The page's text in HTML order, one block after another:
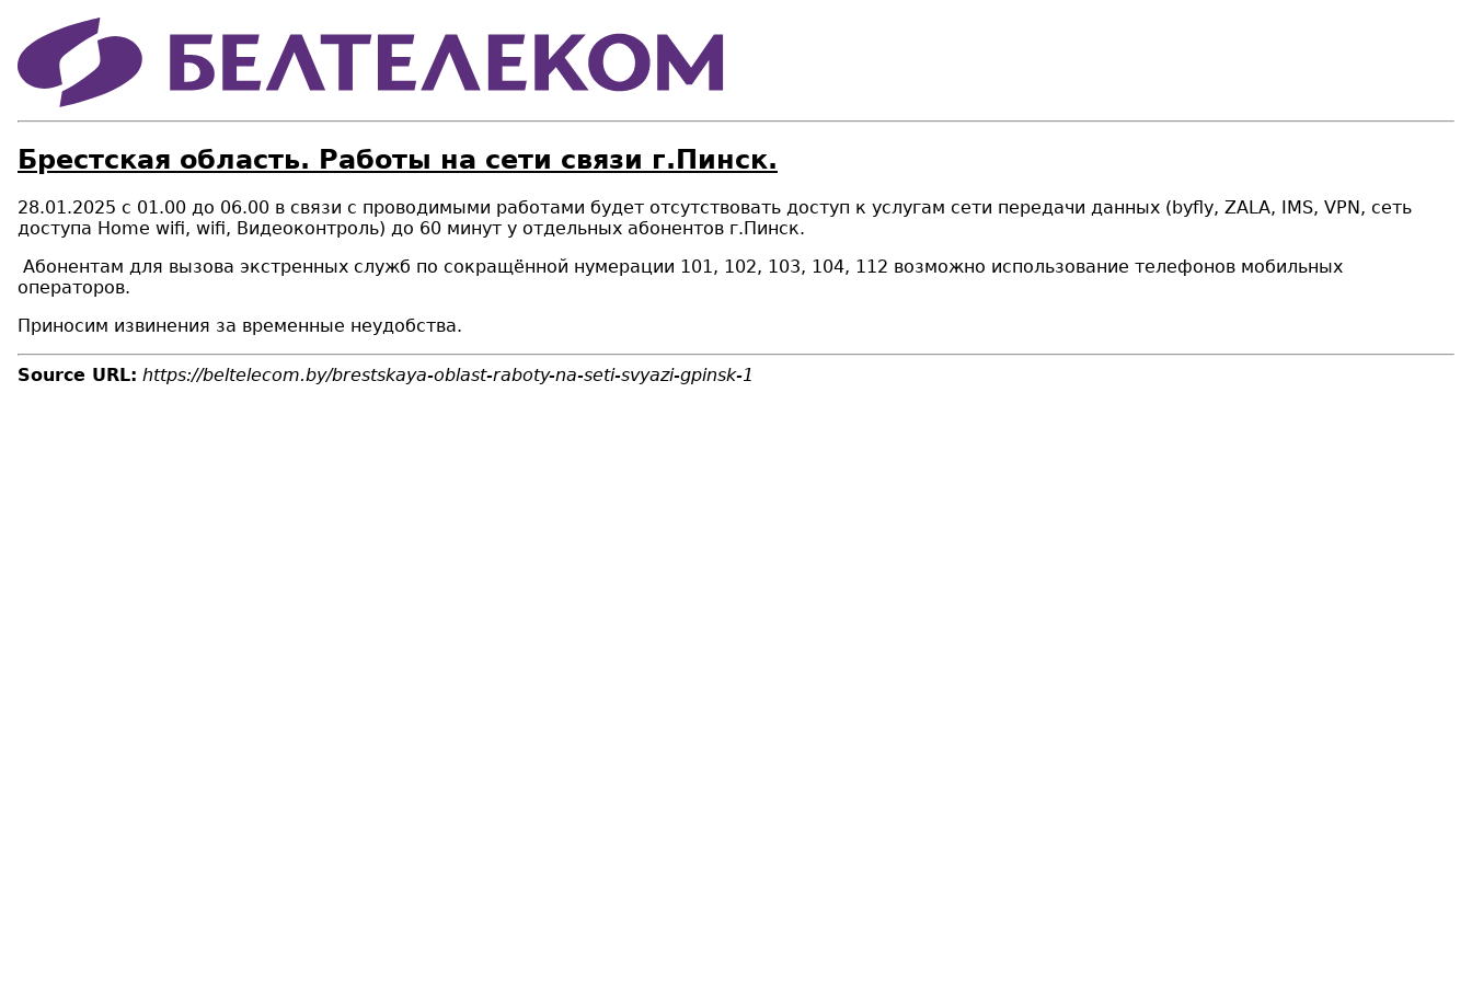
Брестская область. Работы на сети связи г.Пинск.
28.01.2025 с 01.00 до 06.00 в связи с проводимыми работами будет отсутствовать доступ к услугам сети передачи данных (byfly, ZALA, IMS, VPN, сеть
доступа Home wifi, wifi, Видеоконтроль) до 60 минут у отдельных абонентов г.Пинск.
Абонентам для вызова экстренных служб по сокращённой нумерации 101, 102, 103, 104, 112 возможно использование телефонов мобильных
операторов.
Приносим извинения за временные неудобства.
Source URL: https://beltelecom.by/brestskaya-oblast-raboty-na-seti-svyazi-gpinsk-1